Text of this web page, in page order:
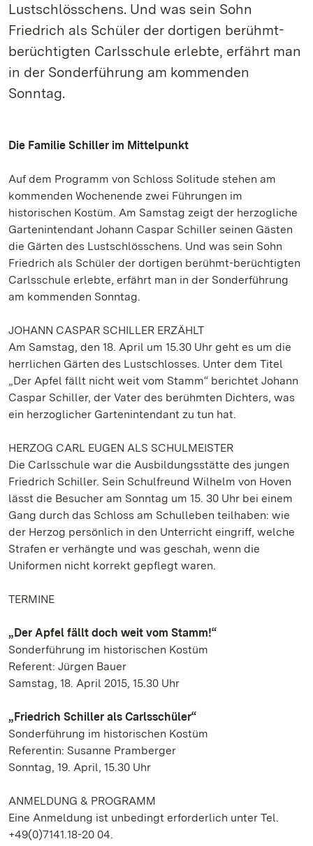
Lustschlösschens. Und was sein Sohn
Friedrich als Schüler der dortigen berühmt-
berüchtigten Carlsschule erlebte, erfährt man
in der Sonderführung am kommenden
Sonntag.
Die Familie Schiller im Mittelpunkt
Auf dem Programm von Schloss Solitude stehen am
kommenden Wochenende zwei Führungen im
historischen Kostüm. Am Samstag zeigt der herzogliche
Gartenintendant Johann Caspar Schiller seinen Gästen
die Gärten des Lustschlösschens. Und was sein Sohn
Friedrich als Schüler der dortigen berühmt-berüchtigten
Carlsschule erlebte, erfährt man in der Sonderführung
am kommenden Sonntag.
JOHANN CASPAR SCHILLER ERZÄHLT
Am Samstag, den 18. April um 15.30 Uhr geht es um die
herrlichen Gärten des Lustschlosses. Unter dem Titel
„Der Apfel fällt nicht weit vom Stamm“ berichtet Johann
Caspar Schiller, der Vater des berühmten Dichters, was
ein herzoglicher Gartenintendant zu tun hat.
HERZOG CARL EUGEN ALS SCHULMEISTER
Die Carlsschule war die Ausbildungsstätte des jungen
Friedrich Schiller. Sein Schulfreund Wilhelm von Hoven
lässt die Besucher am Sonntag um 15. 30 Uhr bei einem
Gang durch das Schloss am Schulleben teilhaben: wie
der Herzog persönlich in den Unterricht eingriff, welche
Strafen er verhängte und was geschah, wenn die
Uniformen nicht korrekt gepflegt waren.
TERMINE
„Der Apfel fällt doch weit vom Stamm!“
Sonderführung im historischen Kostüm
Referent: Jürgen Bauer
Samstag, 18. April 2015, 15.30 Uhr
„Friedrich Schiller als Carlsschüler“
Sonderführung im historischen Kostüm
Referentin: Susanne Pramberger
Sonntag, 19. April, 15.30 Uhr
ANMELDUNG & PROGRAMM
Eine Anmeldung ist unbedingt erforderlich unter Tel.
+49(0)7141.18-20 04.